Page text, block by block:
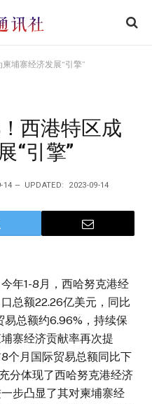
埔寨经济发展“引擎”
西港特区成
“引擎”
14 UPDATED: 2023-09-14
年1-8月，西哈努克港经
总额22.26亿美元，同比
易总额约6.96%，持续保
寨经济贡献率再次提
个月国际贸易总额同比下
分体现了西哈努克港经济
步凸显了其对柬埔寨经